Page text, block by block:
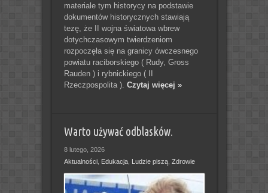
materiale tym historycy na podstawie
dokumentów historycznych stawiają
tezę, że II wojna światowa wbrew
dotychczasowym twierdzeniom
rozpoczęła się na granicy ówczesnego
powiatu raciborskiego ( Rudy, Gross
Rauden ) i rybnickiego ( II
Rzeczpospolita ). Czytaj więcej »
Warto używać odblasków.
8 lutego, 2026
Aktualności, Edukacja, Ludzie piszą, Zdrowie